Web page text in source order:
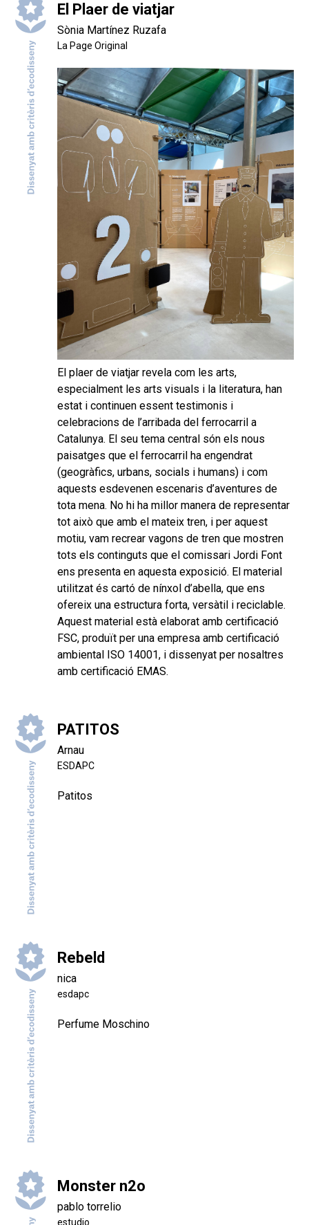
El Plaer de viatjar
Sònia Martínez Ruzafa
La Page Original
El plaer de viatjar revela com les arts,
especialment les arts visuals i la literatura, han
estat i continuen essent testimonis i
celebracions de l’arribada del ferrocarril a
Catalunya. El seu tema central són els nous
paisatges que el ferrocarril ha engendrat
(geogràfics, urbans, socials i humans) i com
aquests esdevenen escenaris d’aventures de
tota mena. No hi ha millor manera de representar
tot això que amb el mateix tren, i per aquest
motiu, vam recrear vagons de tren que mostren
tots els continguts que el comissari Jordi Font
ens presenta en aquesta exposició. El material
utilitzat és cartó de nínxol d’abella, que ens
ofereix una estructura forta, versàtil i reciclable.
Aquest material està elaborat amb certificació
FSC, produït per una empresa amb certificació
ambiental ISO 14001, i dissenyat per nosaltres
amb certificació EMAS.
PATITOS
Arnau
ESDAPC
Patitos
Rebeld
nica
esdapc
Perfume Moschino
Monster n2o
pablo torrelio
estudio